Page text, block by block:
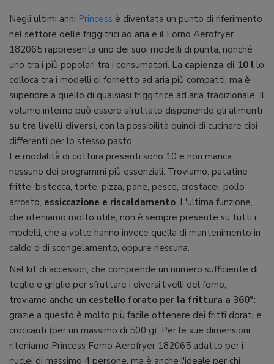
Negli ultimi anni Princess è diventata un punto di riferimento
nel settore delle friggitrici ad aria e il Forno Aerofryer
182065 rappresenta uno dei suoi modelli di punta, nonché
uno tra i più popolari tra i consumatori. La capienza di 10 l lo
colloca tra i modelli di fornetto ad aria più compatti, ma è
superiore a quello di qualsiasi friggitrice ad aria tradizionale. Il
volume interno può essere sfruttato disponendo gli alimenti
su tre livelli diversi, con la possibilità quindi di cucinare cibi
differenti per lo stesso pasto.
Le modalità di cottura presenti sono 10 e non manca
nessuno dei programmi più essenziali. Troviamo: patatine
fritte, bistecca, torte, pizza, pane, pesce, crostacei, pollo
arrosto, essiccazione e riscaldamento. L'ultima funzione,
che riteniamo molto utile, non è sempre presente su tutti i
modelli, che a volte hanno invece quella di mantenimento in
caldo o di scongelamento, oppure nessuna.
Nel kit di accessori, che comprende un numero sufficiente di
teglie e griglie per sfruttare i diversi livelli del forno,
troviamo anche un cestello forato per la frittura a 360°:
grazie a questo è molto più facile ottenere dei fritti dorati e
croccanti (per un massimo di 500 g). Per le sue dimensioni,
riteniamo Princess Forno Aerofryer 182065 adatto per i
nuclei di massimo 4 persone, ma è anche l'ideale per chi